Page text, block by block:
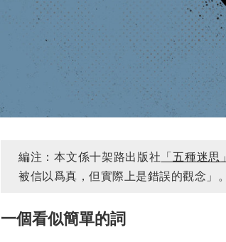
編注：本文係十架路出版社 「五種迷思」
被信以爲真，但實際上是錯誤的觀念」。
一個看似簡單的詞